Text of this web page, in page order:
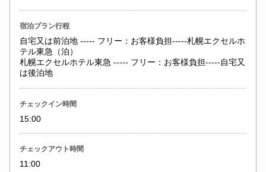
宿泊プラン行程
自宅又は前泊地 ----- フリー：お客様負担-----札幌エクセルホ
テル東急（泊）
札幌エクセルホテル東急 ----- フリー：お客様負担-----自宅又
は後泊地
チェックイン時間
15:00
チェックアウト時間
11:00